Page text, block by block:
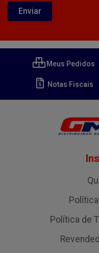
Meus Pedidos
Notas Fiscais
Política de